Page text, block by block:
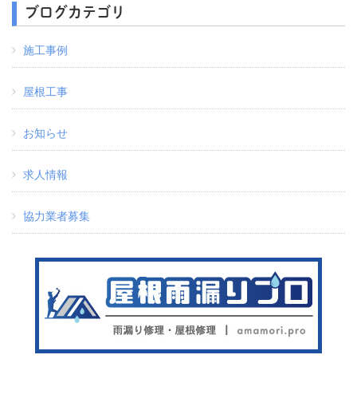
ブログカテゴリ
施工事例
屋根工事
お知らせ
求人情報
協力業者募集